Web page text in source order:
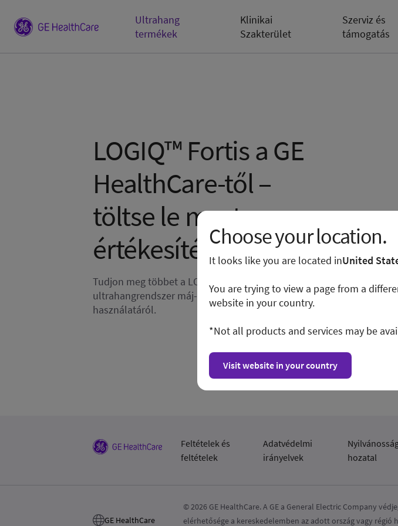
Ultrahang
termékek
Klinikai
Szakterület
Szerviz és
támogatás
LOGIQ™ Fortis a GE
HealthCare-től –
töltse le most a
értékesítési lap.
Tudjon meg többet a LOGIQ Fortis
ultrahangrendszer máj- és hasi vizsgálatokhoz való
használatáról.
Feltételek és
feltételek
Adatvédelmi
irányelvek
hozatal
GE HealthCare
© 2026 GE HealthCare. A GE a General Electric Company
elérhetősége a kereskedelemben az adott ország vagy
Choose your location.
It looks like you are located inUnited
You are trying to view a page from a
website in your country.
*Not all products and services may be
Visit website in your country